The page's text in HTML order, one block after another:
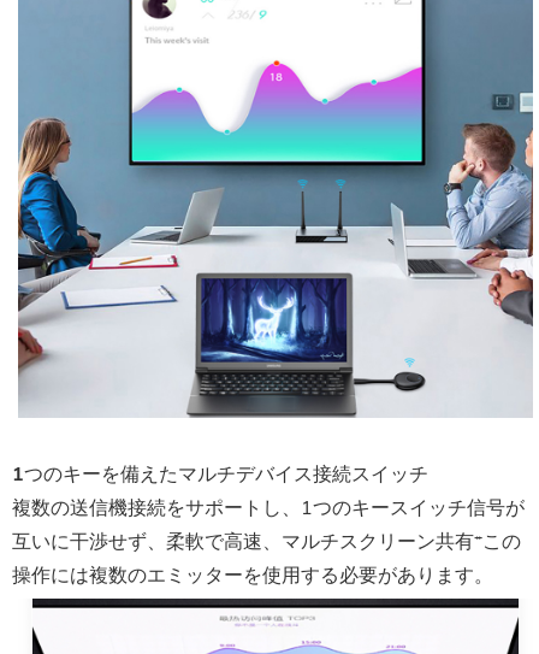
1つのキーを備えたマルチデバイス接続スイッチ
複数の送信機接続をサポートし、1つのキースイッチ信号が
互いに干渉せず、柔軟で高速、マルチスクリーン共有*この
操作には複数のエミッターを使用する必要があります。